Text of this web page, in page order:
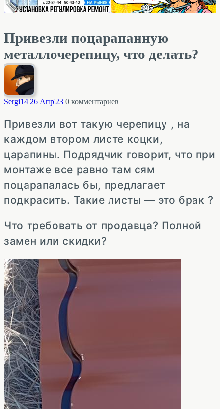
Привезли поцарапанную
металлочерепицу, что делать?
Sergi14 26 Апр'23 0 комментариев
Привезли вот такую черепицу , на
каждом втором листе коцки,
царапины. Подрядчик говорит, что при
монтаже все равно там сям
поцарапалась бы, предлагает
подкрасить. Такие листы — это брак ?
Что требовать от продавца? Полной
замен или скидки?